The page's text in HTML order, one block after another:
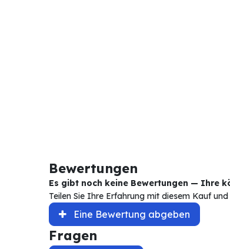
Bewertungen
Es gibt noch keine Bewertungen — Ihre
Teilen Sie Ihre Erfahrung mit diesem Kauf
Eine Bewertung abgeben
Fragen